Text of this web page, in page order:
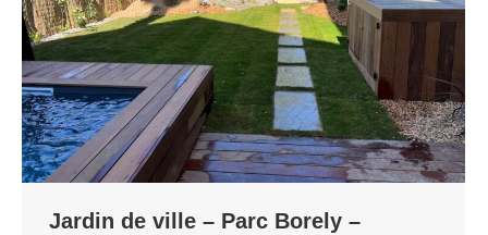
Jardin de ville – Parc Borely –